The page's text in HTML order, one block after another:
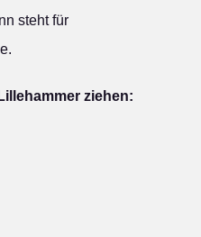
steht für
ziehen: